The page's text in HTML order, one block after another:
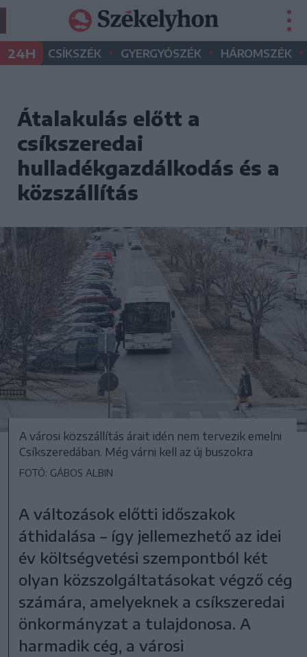
24H CSÍKSZÉK • GYERGYÓSZÉK • HÁROMSZÉK •
Átalakulás előtt a
csíkszeredai
hulladékgazdálkodás és a
közszállítás
A városi közszállítás árait idén nem tervezik emelni
Csíkszeredában. Még várni kell az új buszokra
FOTÓ: GÁBOS ALBIN
A változások előtti időszakok
áthidalása – így jellemezhető az idei
év költségvetési szempontból két
olyan közszolgáltatásokat végző cég
számára, amelyeknek a csíkszeredai
önkormányzat a tulajdonosa. A
harmadik cég, a városi